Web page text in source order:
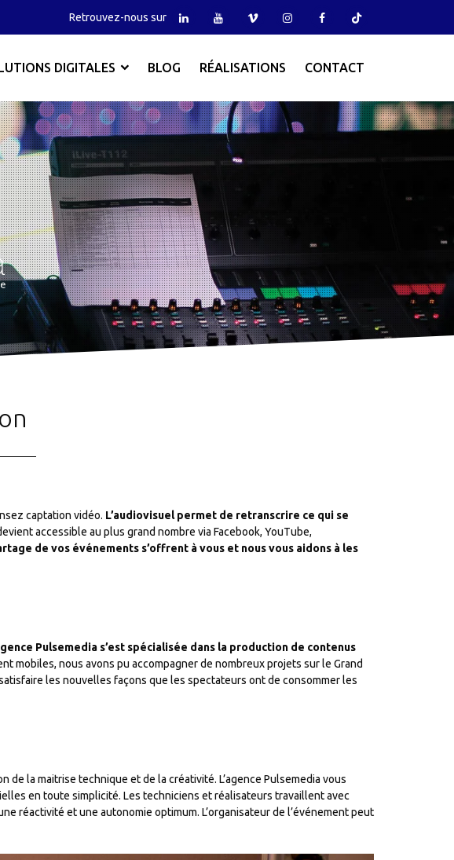
Retrouvez-nous sur
DIGITALES BLOG RÉALISATIONS CONTACT
captation vidéo. L’audiovisuel permet de retranscrire ce qui se
accessible au plus grand nombre via Facebook, YouTube,
de vos événements s’offrent à vous et nous vous aidons à les
Pulsemedia s’est spécialisée dans la production de contenus
mobiles, nous avons pu accompagner de nombreux projets sur le Grand
les nouvelles façons que les spectateurs ont de consommer les
la maitrise technique et de la créativité. L’agence Pulsemedia vous
en toute simplicité. Les techniciens et réalisateurs travaillent avec
réactivité et une autonomie optimum. L’organisateur de l’événement peut